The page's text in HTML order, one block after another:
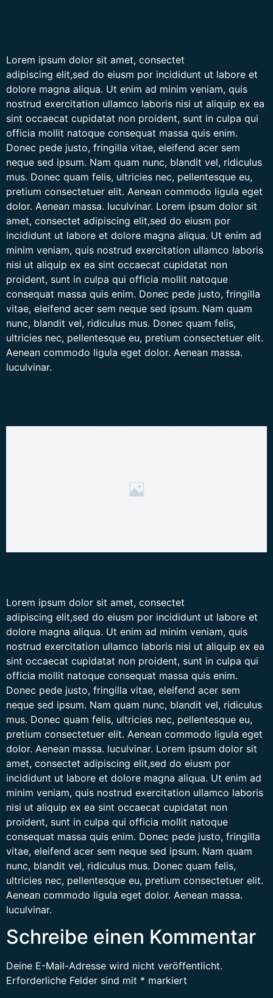
Lorem ipsum dolor sit amet, consectet
adipiscing elit,sed do eiusm por incididunt ut labore et
dolore magna aliqua. Ut enim ad minim veniam, quis
nostrud exercitation ullamco laboris nisi ut aliquip ex ea
sint occaecat cupidatat non proident, sunt in culpa qui
officia mollit natoque consequat massa quis enim.
Donec pede justo, fringilla vitae, eleifend acer sem
neque sed ipsum. Nam quam nunc, blandit vel, ridiculus
mus. Donec quam felis, ultricies nec, pellentesque eu,
pretium consectetuer elit. Aenean commodo ligula eget
dolor. Aenean massa. luculvinar. Lorem ipsum dolor sit
amet, consectet adipiscing elit,sed do eiusm por
incididunt ut labore et dolore magna aliqua. Ut enim ad
minim veniam, quis nostrud exercitation ullamco laboris
nisi ut aliquip ex ea sint occaecat cupidatat non
proident, sunt in culpa qui officia mollit natoque
consequat massa quis enim. Donec pede justo, fringilla
vitae, eleifend acer sem neque sed ipsum. Nam quam
nunc, blandit vel, ridiculus mus. Donec quam felis,
ultricies nec, pellentesque eu, pretium consectetuer elit.
Aenean commodo ligula eget dolor. Aenean massa.
luculvinar.
Lorem ipsum dolor sit amet, consectet
adipiscing elit,sed do eiusm por incididunt ut labore et
dolore magna aliqua. Ut enim ad minim veniam, quis
nostrud exercitation ullamco laboris nisi ut aliquip ex ea
sint occaecat cupidatat non proident, sunt in culpa qui
officia mollit natoque consequat massa quis enim.
Donec pede justo, fringilla vitae, eleifend acer sem
neque sed ipsum. Nam quam nunc, blandit vel, ridiculus
mus. Donec quam felis, ultricies nec, pellentesque eu,
pretium consectetuer elit. Aenean commodo ligula eget
dolor. Aenean massa. luculvinar. Lorem ipsum dolor sit
amet, consectet adipiscing elit,sed do eiusm por
incididunt ut labore et dolore magna aliqua. Ut enim ad
minim veniam, quis nostrud exercitation ullamco laboris
nisi ut aliquip ex ea sint occaecat cupidatat non
proident, sunt in culpa qui officia mollit natoque
consequat massa quis enim. Donec pede justo, fringilla
vitae, eleifend acer sem neque sed ipsum. Nam quam
nunc, blandit vel, ridiculus mus. Donec quam felis,
ultricies nec, pellentesque eu, pretium consectetuer elit.
Aenean commodo ligula eget dolor. Aenean massa.
luculvinar.
Schreibe einen Kommentar
Deine E-Mail-Adresse wird nicht veröffentlicht.
Erforderliche Felder sind mit * markiert